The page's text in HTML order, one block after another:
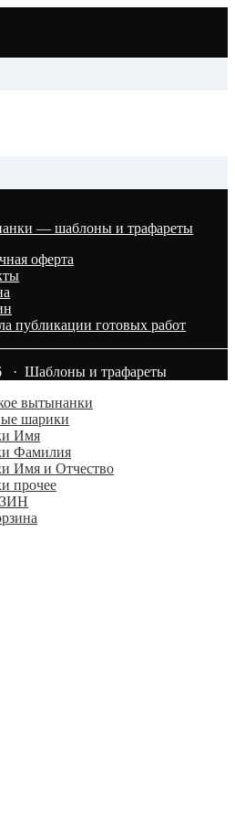
— шаблоны и трафареты
оферта
публикации готовых работ
· Шаблоны и трафареты
вытынанки
шарики
Имя
Фамилия
Имя и Отчество
прочее